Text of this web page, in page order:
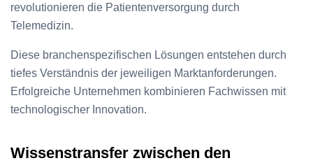
revolutionieren die Patientenversorgung durch
Telemedizin.
Diese branchenspezifischen Lösungen entstehen durch
tiefes Verständnis der jeweiligen Marktanforderungen.
Erfolgreiche Unternehmen kombinieren Fachwissen mit
technologischer Innovation.
Wissenstransfer zwischen den